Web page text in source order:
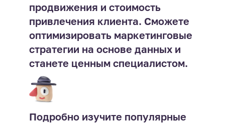
продвижения и стоимость
привлечения клиента. Сможете
оптимизировать маркетинговые
стратегии на основе данных и
станете ценным специалистом.
Подробно изучите популярные